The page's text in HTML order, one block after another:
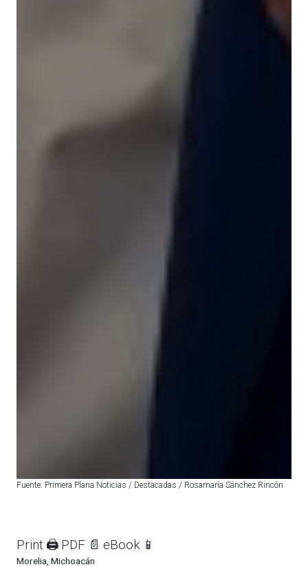
Fuente: Primera Plana Noticias / Destacadas / Rosamaría Sánchez Rincón
Print 🖨 PDF 📄 eBook 📱
Morelia, Michoacán